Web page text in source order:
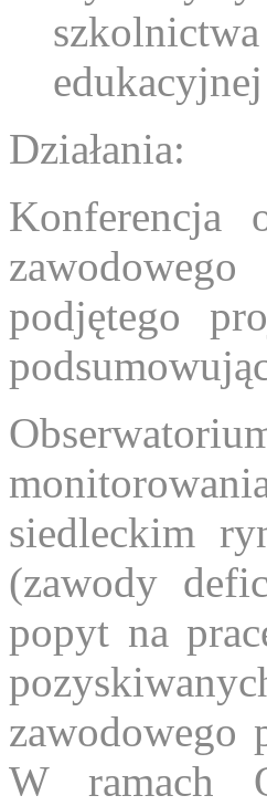
Działania:
Konferencja
podjętego
siedleckim
(zawody
popyt na
zawodowego
W ramach